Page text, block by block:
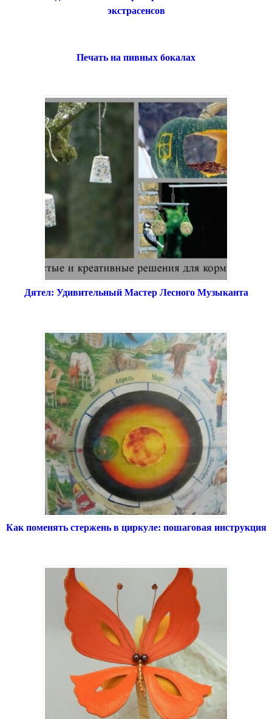
экстрасенсов
Печать на пивных бокалах
Дятел: Удивительный Мастер Лесного Музыканта
Как поменять стержень в циркуле: пошаговая инструкция